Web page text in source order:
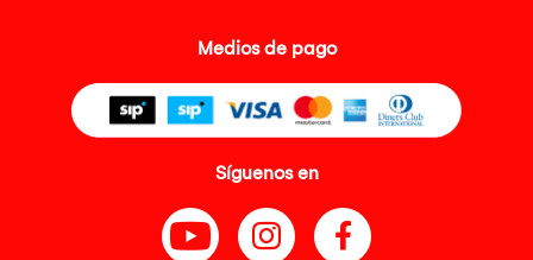
Medios de pago
Síguenos en